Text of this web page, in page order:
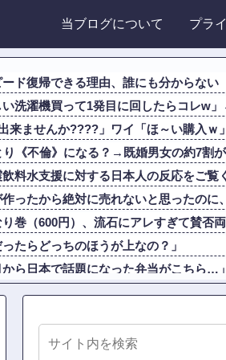
当ブログについて プラ
ド復帰できる理由、誰にも分からない
い洗濯機買って1発目に回したらコレw
来ませんか????」ワイ「ほ～い購入ｗ」
り《不倫》になる？→既婚男女の約7割
料水支援に対する日本人の反応をご覧
ったから絶対に売れないと思ったのに
り巻（600円）、流石にアレすぎて賛否
たらどっちのほうが上なの？」
から日本で話題になった弁当がこちら…
シュートが開かずに墜落してしまう。
門家からあまりにも非情な一言を告げ